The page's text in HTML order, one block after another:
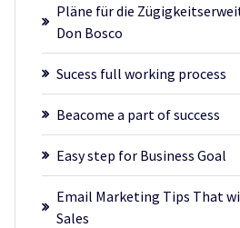
Pläne für die
Don Bosco
Sucess full working process
Beacome a part of success
Easy step for Business Goal
Email Marketing Tips That
Sales